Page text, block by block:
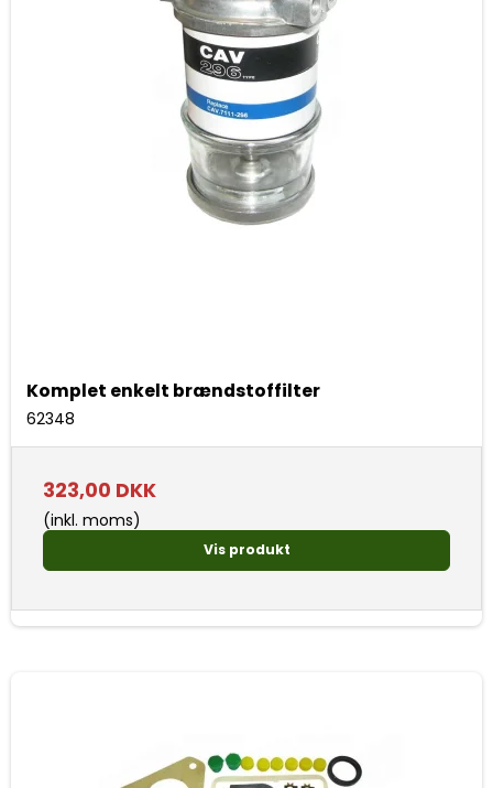
Komplet enkelt brændstoffilter
62348
323,00 DKK
(inkl. moms)
Vis produkt